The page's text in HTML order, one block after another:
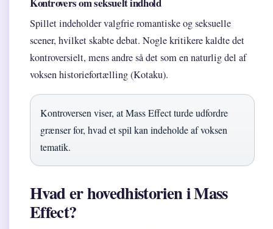
Spillet indeholder valgfrie romantiske og seksuelle
scener, hvilket skabte debat. Nogle kritikere kaldte det
kontroversielt, mens andre så det som en naturlig del af
voksen historiefortælling (Kotaku).
Kontroversen viser, at Mass Effect turde udfordre
grænser for, hvad et spil kan indeholde af voksen
tematik.
Hvad er hovedhistorien i Mass
Effect?